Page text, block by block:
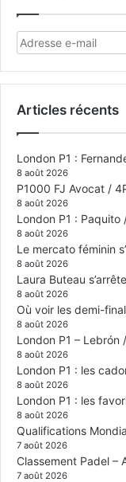
Articles récents
London P1 :
8 août 2026
P1000 FJ Avocat /
8 août 2026
London P1 :
8 août 2026
Le mercato féminin
8 août 2026
Laura Buteau
8 août 2026
Où voir les demi-
8 août 2026
London P1 –
8 août 2026
London P1 : les
8 août 2026
London P1 : les
8 août 2026
Qualifications
7 août 2026
Classement Padel –
7 août 2026